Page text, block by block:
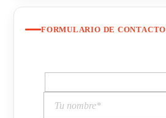
FORMULARIO DE CONTACTO